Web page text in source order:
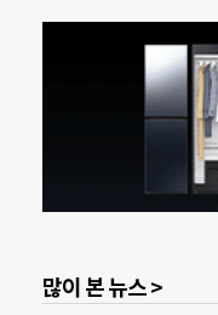
많이 본 뉴스 >